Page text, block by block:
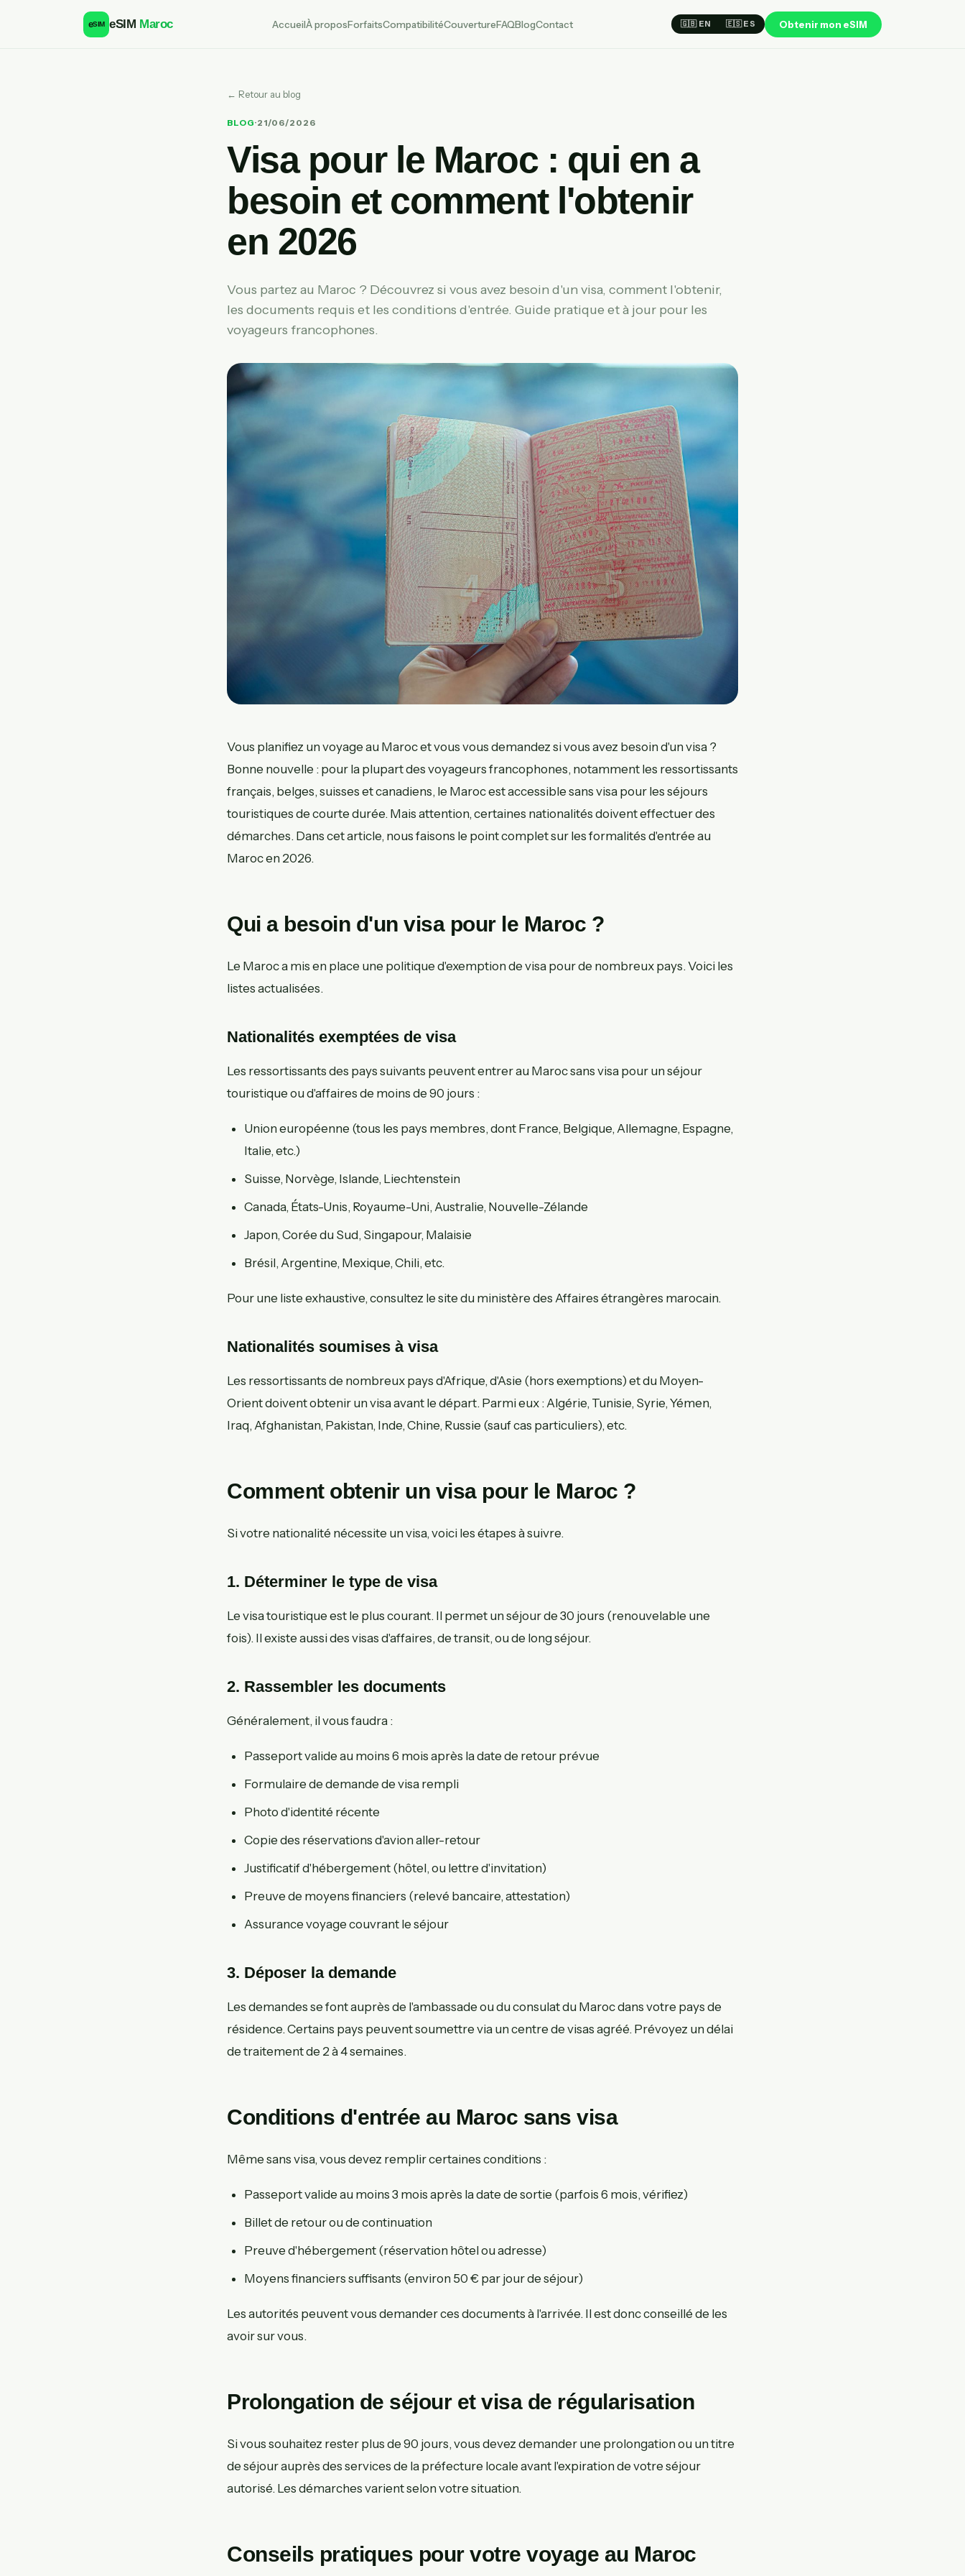
eSIM eSIM Maroc AccueilÀ proposForfaitsCompatibilitéCouvertureFAQBlogContact 🇬🇧 EN 🇪🇸 ES Obtenir mon eSIM
← Retour au blog
BLOG·21/06/2026
Visa pour le Maroc : qui en a
besoin et comment l'obtenir
en 2026
Vous partez au Maroc ? Découvrez si vous avez besoin d'un visa, comment l'obtenir,
les documents requis et les conditions d'entrée. Guide pratique et à jour pour les
voyageurs francophones.
Vous planifiez un voyage au Maroc et vous vous demandez si vous avez besoin d'un visa ?
Bonne nouvelle : pour la plupart des voyageurs francophones, notamment les ressortissants
français, belges, suisses et canadiens, le Maroc est accessible sans visa pour les séjours
touristiques de courte durée. Mais attention, certaines nationalités doivent effectuer des
démarches. Dans cet article, nous faisons le point complet sur les formalités d'entrée au
Maroc en 2026.
Qui a besoin d'un visa pour le Maroc ?
Le Maroc a mis en place une politique d'exemption de visa pour de nombreux pays. Voici les
listes actualisées.
Nationalités exemptées de visa
Les ressortissants des pays suivants peuvent entrer au Maroc sans visa pour un séjour
touristique ou d'affaires de moins de 90 jours :
Union européenne (tous les pays membres, dont France, Belgique, Allemagne, Espagne,
Italie, etc.)
Suisse, Norvège, Islande, Liechtenstein
Canada, États-Unis, Royaume-Uni, Australie, Nouvelle-Zélande
Japon, Corée du Sud, Singapour, Malaisie
Brésil, Argentine, Mexique, Chili, etc.
Pour une liste exhaustive, consultez le site du ministère des Affaires étrangères marocain.
Nationalités soumises à visa
Les ressortissants de nombreux pays d'Afrique, d'Asie (hors exemptions) et du Moyen-
Orient doivent obtenir un visa avant le départ. Parmi eux : Algérie, Tunisie, Syrie, Yémen,
Iraq, Afghanistan, Pakistan, Inde, Chine, Russie (sauf cas particuliers), etc.
Comment obtenir un visa pour le Maroc ?
Si votre nationalité nécessite un visa, voici les étapes à suivre.
1. Déterminer le type de visa
Le visa touristique est le plus courant. Il permet un séjour de 30 jours (renouvelable une
fois). Il existe aussi des visas d'affaires, de transit, ou de long séjour.
2. Rassembler les documents
Généralement, il vous faudra :
Passeport valide au moins 6 mois après la date de retour prévue
Formulaire de demande de visa rempli
Photo d'identité récente
Copie des réservations d'avion aller-retour
Justificatif d'hébergement (hôtel, ou lettre d'invitation)
Preuve de moyens financiers (relevé bancaire, attestation)
Assurance voyage couvrant le séjour
3. Déposer la demande
Les demandes se font auprès de l'ambassade ou du consulat du Maroc dans votre pays de
résidence. Certains pays peuvent soumettre via un centre de visas agréé. Prévoyez un délai
de traitement de 2 à 4 semaines.
Conditions d'entrée au Maroc sans visa
Même sans visa, vous devez remplir certaines conditions :
Passeport valide au moins 3 mois après la date de sortie (parfois 6 mois, vérifiez)
Billet de retour ou de continuation
Preuve d'hébergement (réservation hôtel ou adresse)
Moyens financiers suffisants (environ 50 € par jour de séjour)
Les autorités peuvent vous demander ces documents à l'arrivée. Il est donc conseillé de les
avoir sur vous.
Prolongation de séjour et visa de régularisation
Si vous souhaitez rester plus de 90 jours, vous devez demander une prolongation ou un titre
de séjour auprès des services de la préfecture locale avant l'expiration de votre séjour
autorisé. Les démarches varient selon votre situation.
Conseils pratiques pour votre voyage au Maroc